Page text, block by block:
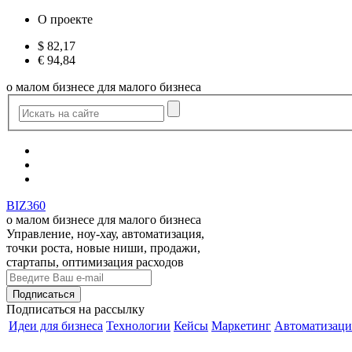
О проекте
$ 82,17
€ 94,84
о малом бизнесе для малого бизнеса
BIZ360
о малом бизнесе для малого бизнеса
Управление, ноу-хау, автоматизация,
точки роста, новые ниши, продажи,
стартапы, оптимизация расходов
Подписаться на рассылку
Идеи для бизнеса Технологии Кейсы Маркетинг